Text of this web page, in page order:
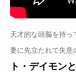
天才的な頭脳を持っ
妻に先立たれて失意
ト・デイモン